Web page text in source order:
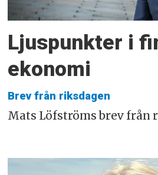
Ljuspunkter i
ekonomi
Brev från riksdagen
Mats Löfströms brev från